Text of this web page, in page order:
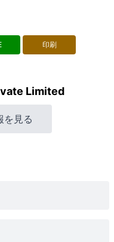
印刷
Limited
を見る